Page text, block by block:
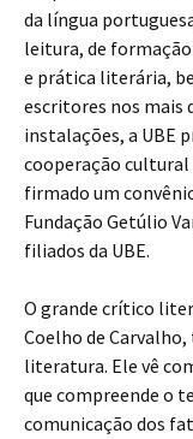
da língua
leitura, de
e prática literária,
escritores nos mais
instalações, a UBE
cooperação
firmado um
Fundação Getúlio
filiados da UBE.
O grande crítico
Coelho de
literatura. Ele vê
que compreende o
comunicação dos